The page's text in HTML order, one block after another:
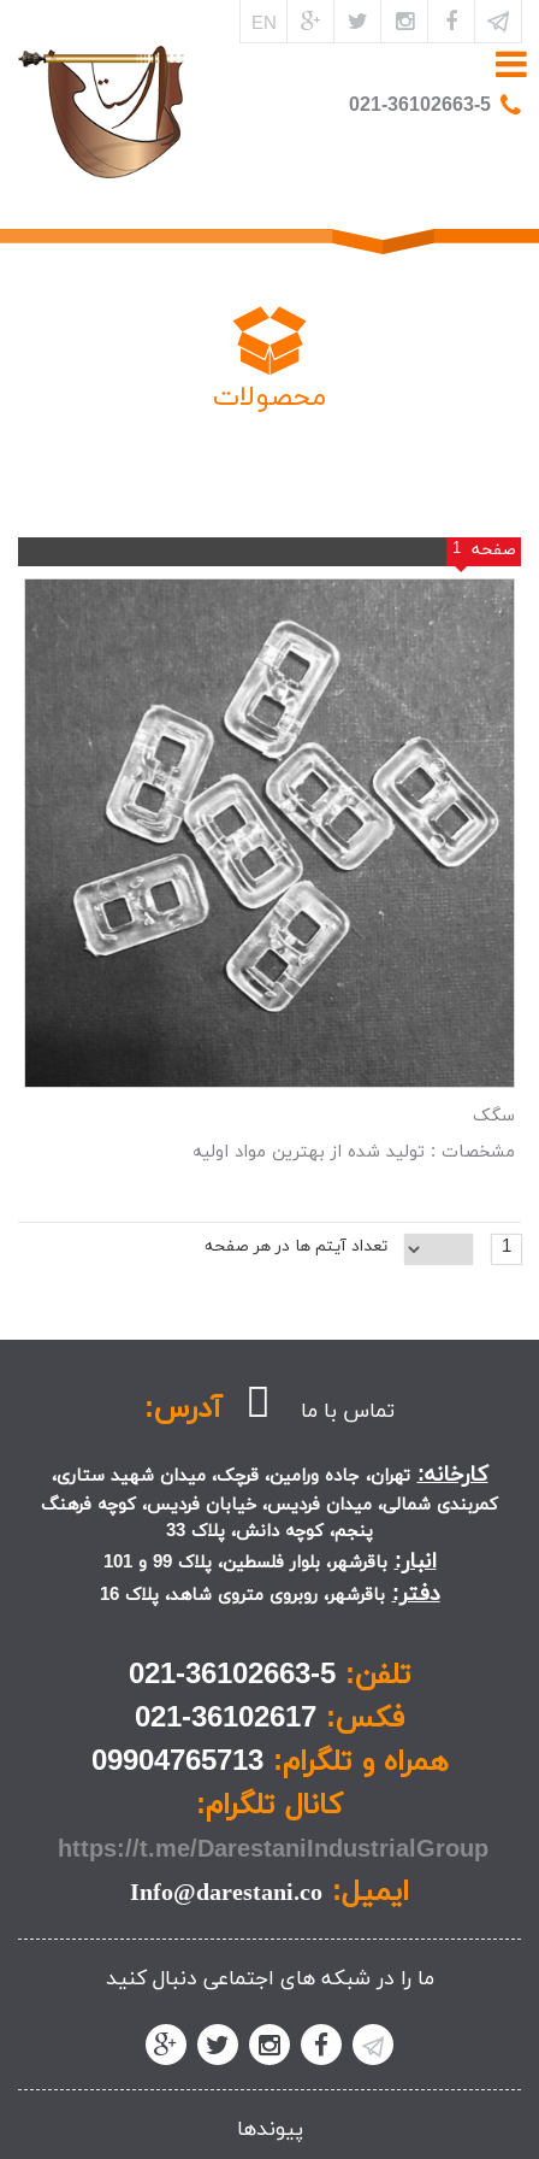
EN
021-36102663-5
محصولات
صفحه 1
سگک
مشخصات : تولید شده از بهترین مواد اولیه
1 تعداد آیتم ها در هر صفحه
تماس با ما آدرس:
کارخانه: تهران، جاده ورامین، قرچک، میدان شهید ستاری،
کمربندی شمالی، میدان فردیس، خیابان فردیس، کوچه فرهنگ
پنجم، کوچه دانش، پلاک 33
انبار: باقرشهر، بلوار فلسطین، پلاک 99 و 101
دفتر: باقرشهر، روبروی متروی شاهد، پلاک 16
تلفن:5-36102663-021
فکس: 36102617-021
همراه و تلگرام: 09904765713
کانال تلگرام:
https://t.me/DarestaniIndustrialGroup
ایمیل: Info@darestani.co
ما را در شبکه های اجتماعی دنبال کنید
پیوندها